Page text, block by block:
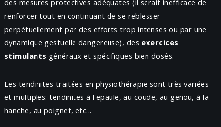
des mesures protectives adéquates (il serait inefficace de
renforcer tout en continuant de se reblesser
perpétuellement par des efforts trop intenses ou par une
dynamique gestuelle dangereuse), des exercices
stimulants généraux et spécifiques bien dosés.
Les tendinites traitées en physiothérapie sont très variées
et multiples: tendinites à l'épaule, au coude, au genou, à la
hanche, au poignet, etc...